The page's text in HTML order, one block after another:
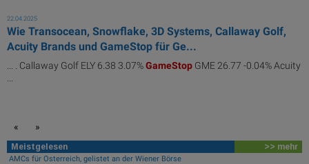
22.04.2025
Wie Transocean, Snowflake, 3D Systems, Callaway Golf,
Acuity Brands und GameStop für Ge...
... . Callaway Golf ELY 6.38 3.07%GameStop GME 26.77 -0.04% Acuity
...
« »
Meistgelesen >> mehr
AMCs für Österreich, gelistet an der Wiener Börse